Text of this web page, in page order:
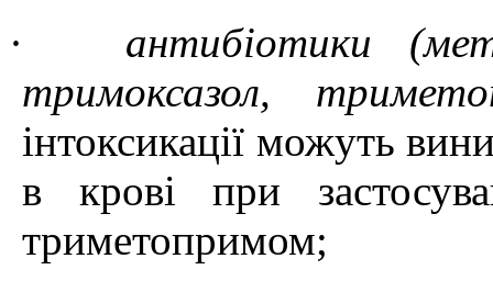
·
антибіотики (
тримоксазол,
інтоксикації можуть
в крові при
триметопримом;